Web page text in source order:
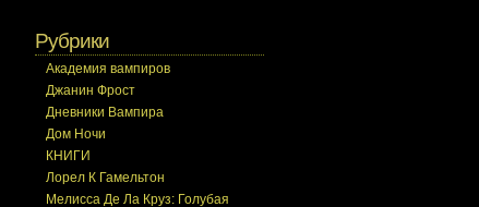
Рубрики
Академия вампиров
Джанин Фрост
Дневники Вампира
Дом Ночи
КНИГИ
Лорел К Гамельтон
Мелисса Де Ла Круз: Голубая